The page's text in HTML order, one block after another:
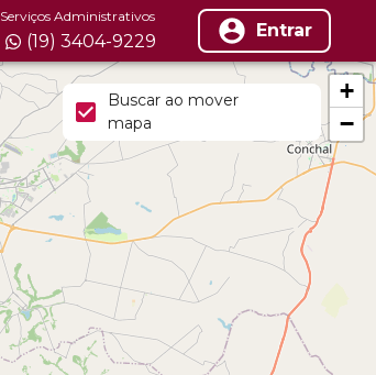
Serviços Administrativos
(19) 3404-9229 Entrar
+
−
Buscar ao mover
mapa